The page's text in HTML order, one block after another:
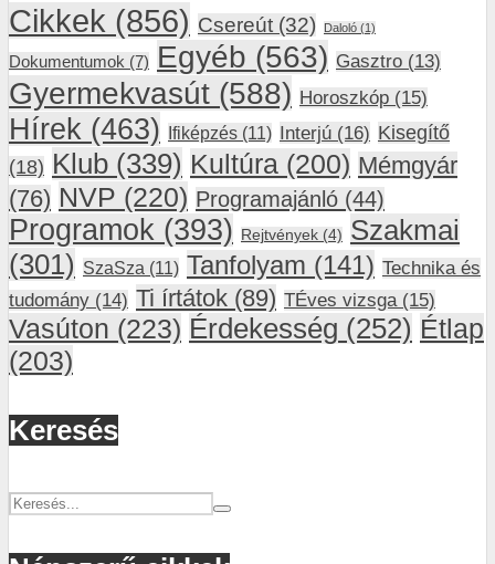
Cikkek (856) Csereút (32) Daloló (1)
Dokumentumok (7) Egyéb (563) Gasztro (13)
Gyermekvasút (588) Horoszkóp (15)
Hírek (463) Ifiképzés (11) Interjú (16) Kisegítő
(18) Klub (339) Kultúra (200) Mémgyár
(76) NVP (220) Programajánló (44)
Programok (393) Rejtvények (4) Szakmai
(301) SzaSza (11) Tanfolyam (141) Technika és
tudomány (14) Ti írtátok (89) TÉves vizsga (15)
Vasúton (223) Érdekesség (252) Étlap
(203)
Keresés